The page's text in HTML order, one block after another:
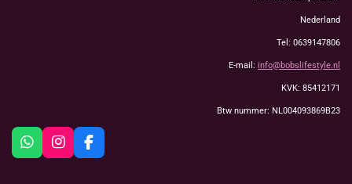
Nederland
Tel: 0639147806
E-mail: info@bobslifestyle.nl
KVK: 85412171
Btw nummer: NL004093869B23
W
h
I
n
F
a